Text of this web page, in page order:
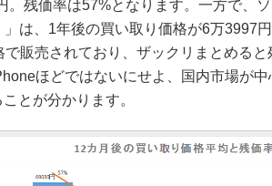
。残価率は57%となります。一方で、
」は、1年後の買い取り価格が6万3997
で販売されており、ザックリまとめる
ほどではないにせよ、国内市場が
とが分かります。